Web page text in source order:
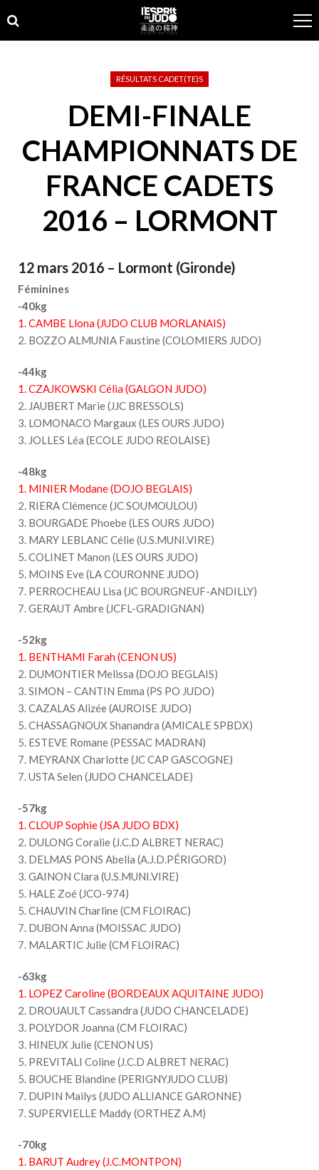
to
navigation
to
content
RÉSULTATS CADET(TE)S
DEMI-FINALE
CHAMPIONNATS DE
FRANCE CADETS
2016 – LORMONT
12 mars 2016 – Lormont (Gironde)
Féminines
-40kg
1. CAMBE Llona (JUDO CLUB MORLANAIS)
2. BOZZO ALMUNIA Faustine (COLOMIERS JUDO)
-44kg
1. CZAJKOWSKI Célia (GALGON JUDO)
2. JAUBERT Marie (JJC BRESSOLS)
3. LOMONACO Margaux (LES OURS JUDO)
3. JOLLES Léa (ECOLE JUDO REOLAISE)
-48kg
1. MINIER Modane (DOJO BEGLAIS)
2. RIERA Clémence (JC SOUMOULOU)
3. BOURGADE Phoebe (LES OURS JUDO)
3. MARY LEBLANC Célie (U.S.MUNI.VIRE)
5. COLINET Manon (LES OURS JUDO)
5. MOINS Eve (LA COURONNE JUDO)
7. PERROCHEAU Lisa (JC BOURGNEUF-ANDILLY)
7. GERAUT Ambre (JCFL-GRADIGNAN)
-52kg
1. BENTHAMI Farah (CENON US)
2. DUMONTIER Melissa (DOJO BEGLAIS)
3. SIMON – CANTIN Emma (PS PO JUDO)
3. CAZALAS Alizée (AUROISE JUDO)
5. CHASSAGNOUX Shanandra (AMICALE SPBDX)
5. ESTEVE Romane (PESSAC MADRAN)
7. MEYRANX Charlotte (JC CAP GASCOGNE)
7. USTA Selen (JUDO CHANCELADE)
-57kg
1. CLOUP Sophie (JSA JUDO BDX)
2. DULONG Coralie (J.C.D ALBRET NERAC)
3. DELMAS PONS Abella (A.J.D.PÉRIGORD)
3. GAINON Clara (U.S.MUNI.VIRE)
5. HALE Zoé (JCO-974)
5. CHAUVIN Charline (CM FLOIRAC)
7. DUBON Anna (MOISSAC JUDO)
7. MALARTIC Julie (CM FLOIRAC)
-63kg
1. LOPEZ Caroline (BORDEAUX AQUITAINE JUDO)
2. DROUAULT Cassandra (JUDO CHANCELADE)
3. POLYDOR Joanna (CM FLOIRAC)
3. HINEUX Julie (CENON US)
5. PREVITALI Coline (J.C.D ALBRET NERAC)
5. BOUCHE Blandine (PERIGNYJUDO CLUB)
7. DUPIN Mailys (JUDO ALLIANCE GARONNE)
7. SUPERVIELLE Maddy (ORTHEZ A.M)
-70kg
1. BARUT Audrey (J.C.MONTPON)